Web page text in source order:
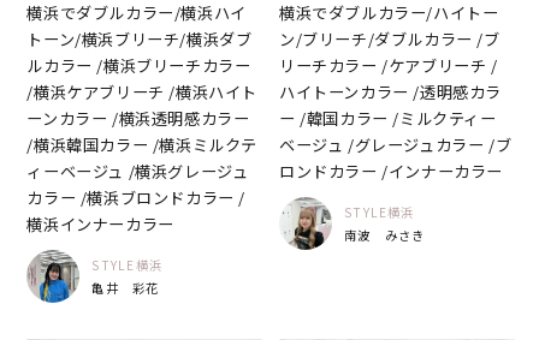
横浜でダブルカラー/横浜ハイ
トーン/横浜ブリーチ/横浜ダブ
ルカラー /横浜ブリーチカラー
/横浜ケアブリーチ /横浜ハイト
ーンカラー /横浜透明感カラー
/横浜韓国カラー /横浜ミルクテ
ィーベージュ /横浜グレージュ
カラー /横浜ブロンドカラー /
横浜インナーカラー
STYLE横浜
亀井 彩花
横浜でダブルカラー/ハイトー
ン/ブリーチ/ダブルカラー /ブ
リーチカラー /ケアブリーチ /
ハイトーンカラー /透明感カラ
ー /韓国カラー /ミルクティー
ベージュ /グレージュカラー /ブ
ロンドカラー /インナーカラー
STYLE横浜
南波 みさき